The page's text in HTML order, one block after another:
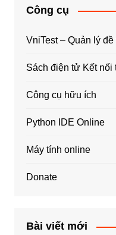
Công cụ
VniTest – Quản lý
Sách điện tử Kết nối
Công cụ hữu ích
Python IDE Online
Máy tính online
Donate
Bài viết mới